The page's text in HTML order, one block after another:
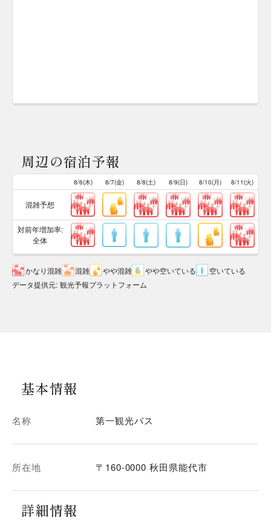
周辺の宿泊予報
8/6(木) 8/7(金) 8/8(土) 8/9(日) 8/10(月) 8/11(火)
混雑予想
対前年増加率:
全体
かなり混雑 混雑 やや混雑 やや空いている
空いている
データ提供元: 観光予報プラットフォーム
基本情報
名称 第一観光バス
所在地 〒160-0000 秋田県能代市
詳細情報